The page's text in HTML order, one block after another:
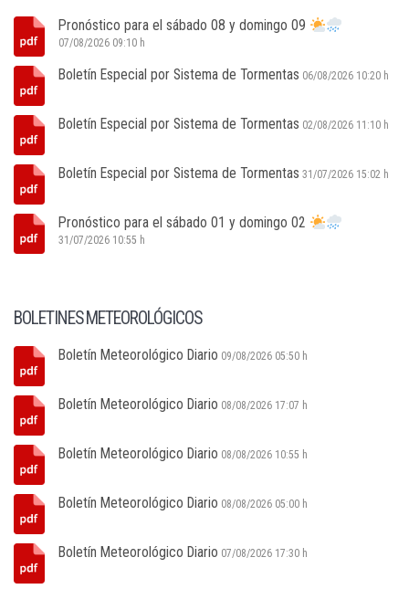
Pronóstico para el sábado 08 y domingo 09
07/08/2026 09:10 h
Boletín Especial por Sistema de Tormentas 06/08/2026 10:20 h
Boletín Especial por Sistema de Tormentas 02/08/2026 11:10 h
Boletín Especial por Sistema de Tormentas 31/07/2026 15:02 h
Pronóstico para el sábado 01 y domingo 02
31/07/2026 10:55 h
BOLETINES METEOROLÓGICOS
Boletín Meteorológico Diario 09/08/2026 05:50 h
Boletín Meteorológico Diario 08/08/2026 17:07 h
Boletín Meteorológico Diario 08/08/2026 10:55 h
Boletín Meteorológico Diario 08/08/2026 05:00 h
Boletín Meteorológico Diario 07/08/2026 17:30 h